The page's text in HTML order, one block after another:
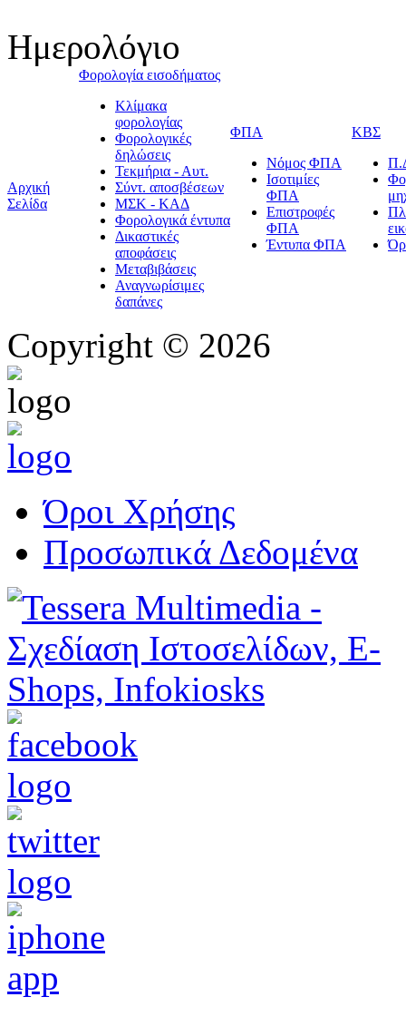
Ημερολόγιο
Αρχική
Σελίδα
Φορολογία εισοδήματος
Κλίμακα
φορολογίας
Φορολογικές
δηλώσεις
Τεκμήρια - Αυτ.
Σύντ. αποσβέσεων
ΜΣΚ - ΚΑΔ
Φορολογικά έντυπα
Δικαστικές
αποφάσεις
Μεταβιβάσεις
Αναγνωρίσιμες
δαπάνες
ΦΠΑ
Νόμος ΦΠΑ
Ισοτιμίες
ΦΠΑ
Επιστροφές
ΦΠΑ
Έντυπα ΦΠΑ
ΚΒΣ
Copyright © 2026
Όροι Χρήσης
Προσωπικά Δεδομένα